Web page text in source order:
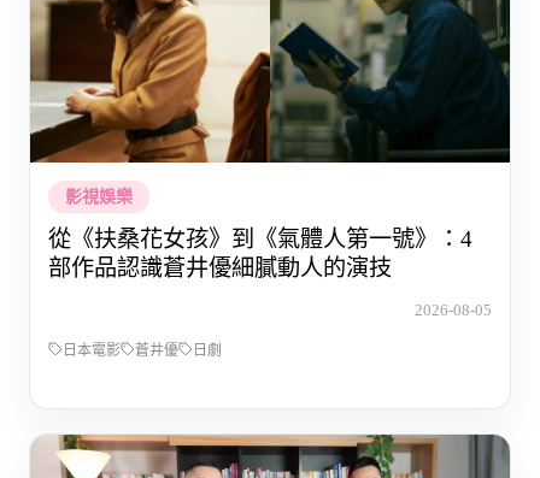
影視娛樂
從《扶桑花女孩》到《氣體人第一號》：4
部作品認識蒼井優細膩動人的演技
2026-08-05
日本電影 蒼井優 日劇